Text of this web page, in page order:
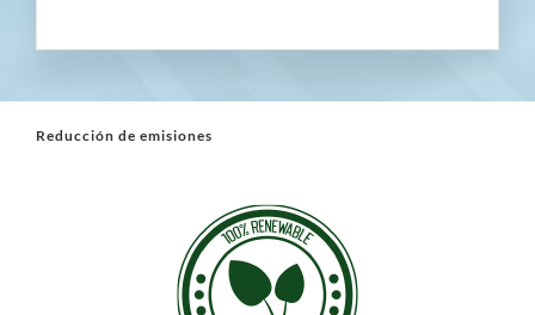
Reducción de emisiones